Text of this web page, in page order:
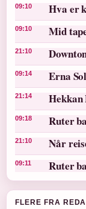
09:10 Hva er
09:10 Mid
21:10
09:14 Erna
21:14 Hekkan
09:18 Ruter
21:10 Når
09:11 Ruter
FLERE FRA